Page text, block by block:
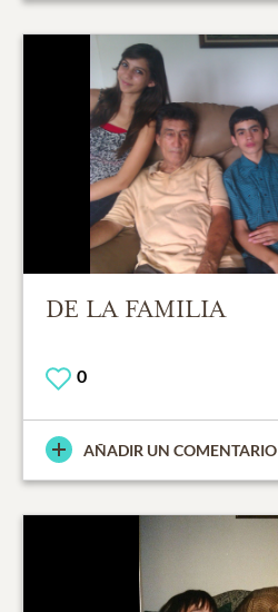
DE LA FAMILIA
0
AÑADIR UN COMENTARIO